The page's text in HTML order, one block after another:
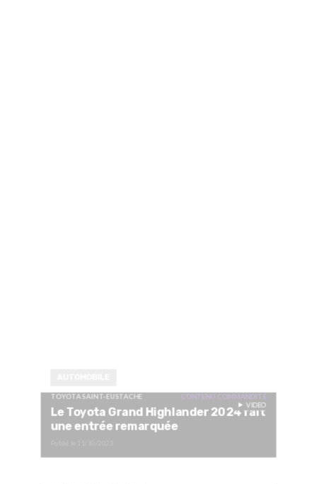
VIDEO
TOYOTA SAINT-EUSTACHE CONTENU COMMANDITÉ
Le Toyota Grand Highlander 2024 fait
une entrée remarquée